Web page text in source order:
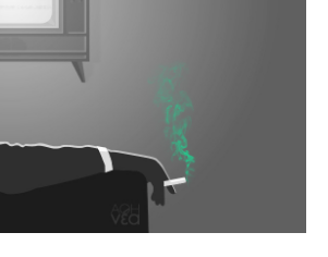
31 ΙΟΥΛΙΟΥ 2026 ΚΟΙΝΩΝΙΑ